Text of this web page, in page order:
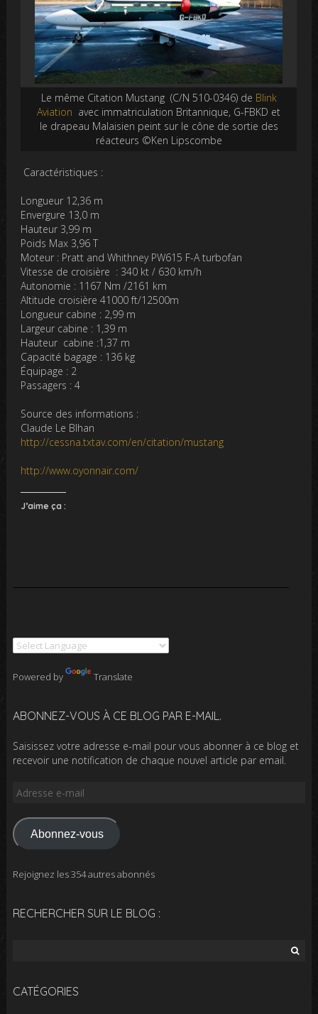
Le même Citation Mustang (C/N 510-0346) de Blink
Aviation avec immatriculation Britannique, G-FBKD et
le drapeau Malaisien peint sur le cône de sortie des
réacteurs ©Ken Lipscombe
Caractéristiques :
Longueur 12,36 m
Envergure 13,0 m
Hauteur 3,99 m
Poids Max 3,96 T
Moteur : Pratt and Whithney PW615 F-A turbofan
Vitesse de croisière : 340 kt / 630 km/h
Autonomie : 1167 Nm /2161 km
Altitude croisière 41000 ft/12500m
Longueur cabine : 2,99 m
Largeur cabine : 1,39 m
Hauteur cabine :1,37 m
Capacité bagage : 136 kg
Équipage : 2
Passagers : 4
Source des informations :
Claude Le BIhan
http://cessna.txtav.com/en/citation/mustang
http://www.oyonnair.com/
J’aime ça :
Powered by Translate
ABONNEZ-VOUS À CE BLOG PAR E-MAIL.
Saisissez votre adresse e-mail pour vous abonner à ce blog et
recevoir une notification de chaque nouvel article par email.
Adresse
mail
Abonnez-vous
Rejoignez les 354 autres abonnés
RECHERCHER SUR LE BLOG :
CATÉGORIES